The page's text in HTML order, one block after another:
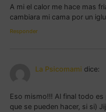
A mi el calor me hace mas
cambiara mi cama por un
Responder
La Psicomami dice:
Eso mismo!!! Al final todo
que se pueden hacer, si si)